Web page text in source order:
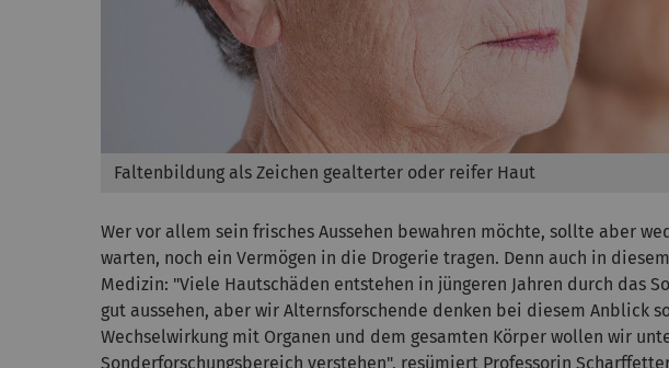
Faltenbildung als Zeichen gealterter oder reifer Haut
Wer vor allem sein frisches Aussehen bewahren möchte, sollte aber
warten, noch ein Vermögen in die Drogerie tragen. Denn auch in
Medizin: "Viele Hautschäden entstehen in jüngeren Jahren durch das
gut aussehen, aber wir Alternsforschende denken bei diesem Anblick
Wechselwirkung mit Organen und dem gesamten Körper wollen wir
Sonderforschungsbereich verstehen", resümiert Professorin